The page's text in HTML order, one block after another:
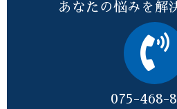
あなたの悩みを解
075-468-